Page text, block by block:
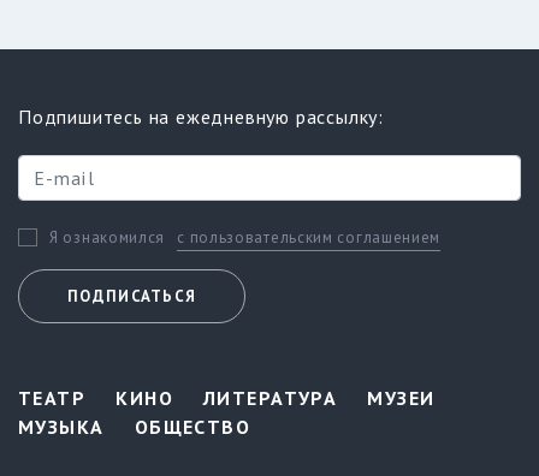
Подпишитесь на ежедневную рассылку:
Я ознакомился с пользовательским соглашением
ПОДПИСАТЬСЯ
ТЕАТР КИНО ЛИТЕРАТУРА
МУЗЕИ
МУЗЫКА
ОБЩЕСТВО